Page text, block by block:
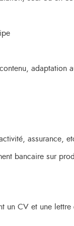
adaptation
assurance,
bancaire sur
un CV et une